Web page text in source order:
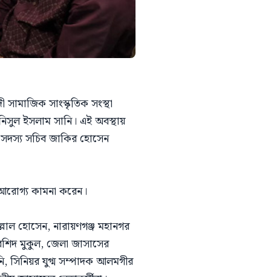
সামাজিক সাংস্কৃতিক সংস্থা
ইসলাম সানি। এই অবস্থায়
সদস্য সচিব জাকির হোসেন
কামনা করেন।
হোসেন, নারায়ণগঞ্জ মহানগর
মুকুল, জেলা জাসাসের
সিনিয়র যুগ্ম সম্পাদক আলমগীর